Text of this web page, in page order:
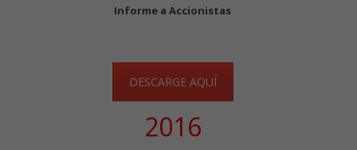
Informe a Accionistas
DESCARGE AQUÍ
2016